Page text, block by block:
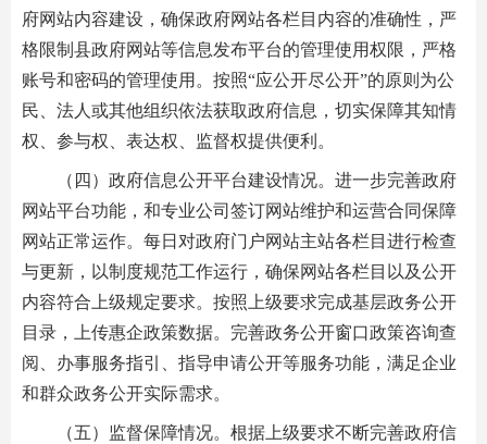
府网站内容建设，确保政府网站各栏目内容的准确性，严
格限制县政府网站等信息发布平台的管理使用权限，严格
账号和密码的管理使用。按照“应公开尽公开”的原则为公
民、法人或其他组织依法获取政府信息，切实保障其知情
权、参与权、表达权、监督权提供便利。
（四）政府信息公开平台建设情况。进一步完善政府
网站平台功能，和专业公司签订网站维护和运营合同保障
网站正常运作。每日对政府门户网站主站各栏目进行检查
与更新，以制度规范工作运行，确保网站各栏目以及公开
内容符合上级规定要求。按照上级要求完成基层政务公开
目录，上传惠企政策数据。完善政务公开窗口政策咨询查
阅、办事服务指引、指导申请公开等服务功能，满足企业
和群众政务公开实际需求。
（五）监督保障情况。根据上级要求不断完善政府信